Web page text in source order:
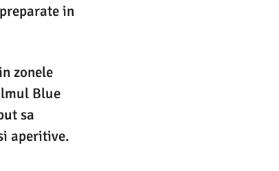
in
zonele
Blue
sa
aperitive.